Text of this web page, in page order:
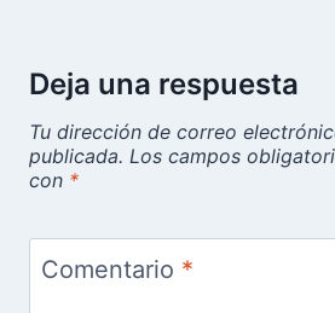
Deja una respuesta
Tu dirección de correo
publicada. Los campos
con *
Comentario *